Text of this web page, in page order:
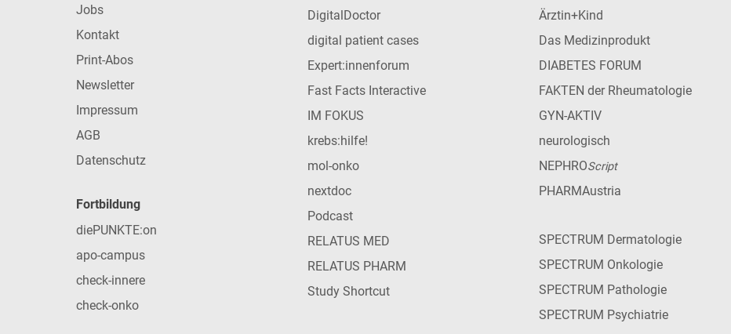
Jobs
Kontakt
Print-Abos
Newsletter
Impressum
AGB
Datenschutz
Fortbildung
diePUNKTE:on
apo-campus
check-innere
check-onko
DigitalDoctor
digital patient cases
Expert:innenforum
Fast Facts Interactive
IM FOKUS
krebs:hilfe!
mol-onko
nextdoc
Podcast
RELATUS MED
RELATUS PHARM
Study Shortcut
Ärztin+Kind
Das Medizinprodukt
DIABETES FORUM
FAKTEN der Rheumatologie
GYN-AKTIV
neurologisch
NEPHROScript
PHARMAustria
SPECTRUM Dermatologie
SPECTRUM Onkologie
SPECTRUM Pathologie
SPECTRUM Psychiatrie